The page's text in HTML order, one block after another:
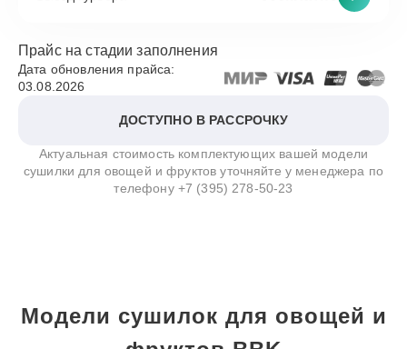
Прайс на стадии заполнения
Дата обновления прайса:
03.08.2026
ДОСТУПНО В РАССРОЧКУ
Актуальная стоимость комплектующих вашей модели
сушилки для овощей и фруктов уточняйте у менеджера по
телефону +7 (395) 278-50-23
Модели сушилок для овощей и